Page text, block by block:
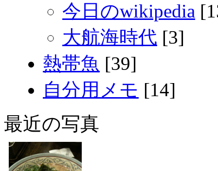
今日のwikipedia
大航海時代 [3]
熱帯魚 [39]
自分用メモ [14]
最近の写真